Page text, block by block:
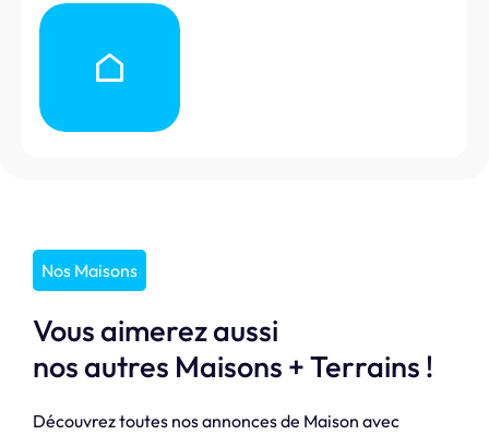
Nos Maisons
Vous aimerez aussi
nos autres Maisons + Terrains !
Découvrez toutes nos annonces de Maison avec